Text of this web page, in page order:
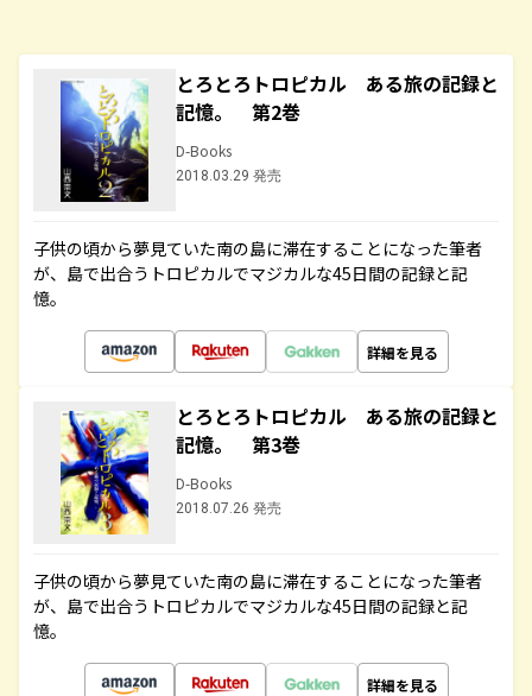
とろとろトロピカル ある旅の記録と
記憶。 第2巻
D-Books
2018.03.29 発売
子供の頃から夢見ていた南の島に滞在することになった筆者
が、島で出合うトロピカルでマジカルな45日間の記録と記
憶。
詳細を見る
とろとろトロピカル ある旅の記録と
記憶。 第3巻
D-Books
2018.07.26 発売
子供の頃から夢見ていた南の島に滞在することになった筆者
が、島で出合うトロピカルでマジカルな45日間の記録と記
憶。
詳細を見る